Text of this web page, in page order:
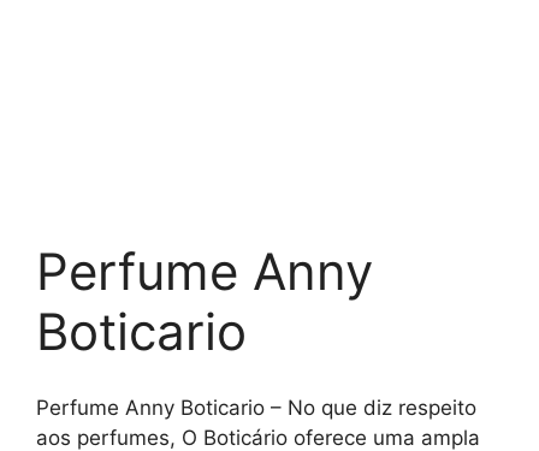
Perfume Anny
Boticario
Perfume Anny Boticario – No que diz respeito
aos perfumes, O Boticário oferece uma ampla